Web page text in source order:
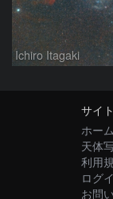
Ichiro Itagaki
サイ
ホーム
天体
利用
ログ
お問